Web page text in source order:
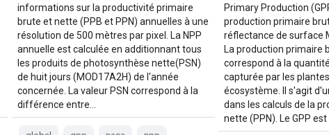
informations sur la productivité primaire
brute et nette (PPB et PPN) annuelles à une
résolution de 500 mètres par pixel. La NPP
annuelle est calculée en additionnant tous
les produits de photosynthèse nette(PSN)
de huit jours (MOD17A2H) de l'année
concernée. La valeur PSN correspond à la
différence entre…
Primary Production
production primaire
réflectance de surface
La production primaire
correspond à la
capturée par les
écosystème. Il s'agit
dans les calculs de la
nette (PPN). Le GPP est